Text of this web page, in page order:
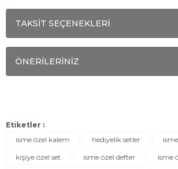
TAKSİT SEÇENEKLERİ
ÖNERİLERİNİZ
Etiketler :
isme özel kalem
hediyelik setler
kişiye özel set
isme özel defter
isme